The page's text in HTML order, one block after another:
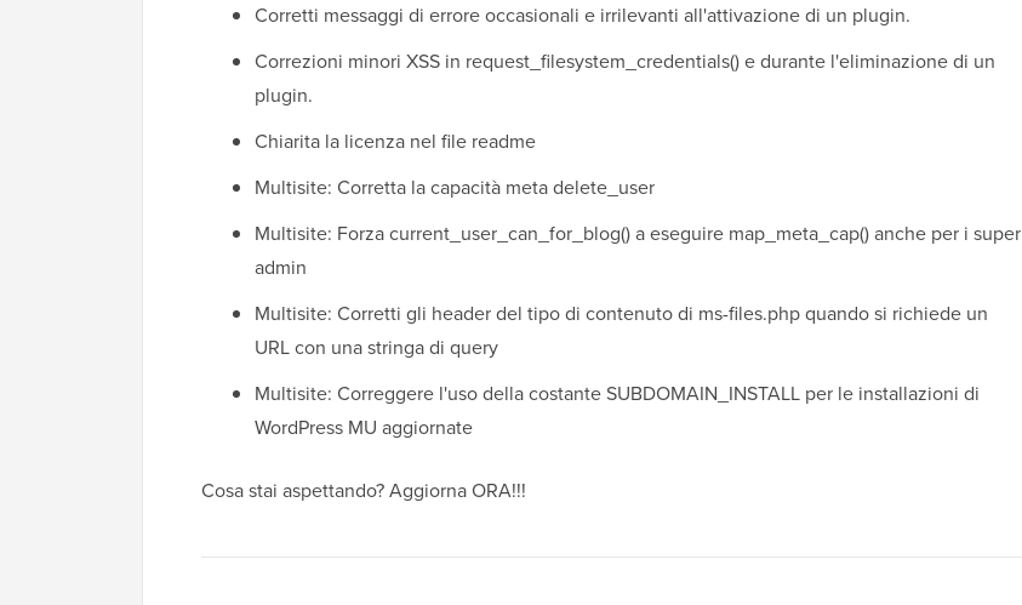
Corretti messaggi di errore occasionali e irrilevanti all'attivazione di un plugin.
Correzioni minori XSS in request_filesystem_credentials() e durante l'eliminazione di un
plugin.
Chiarita la licenza nel file readme
Multisite: Corretta la capacità meta delete_user
Multisite: Forza current_user_can_for_blog() a eseguire map_meta_cap() anche per i super
admin
Multisite: Corretti gli header del tipo di contenuto di ms-files.php quando si richiede un
URL con una stringa di query
Multisite: Correggere l'uso della costante SUBDOMAIN_INSTALL per le installazioni di
WordPress MU aggiornate
Cosa stai aspettando? Aggiorna ORA!!!